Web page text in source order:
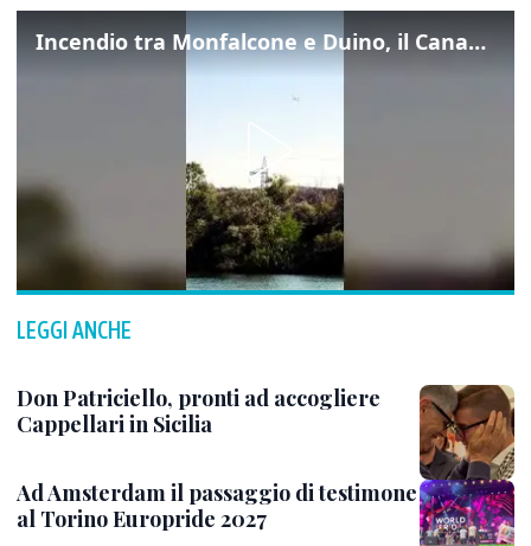
Incendio tra Monfalcone e Duino, il Canadair in azione per fermare le fiamme sul fronte dell’A4
LEGGI ANCHE
Don Patriciello, pronti ad accogliere
Cappellari in Sicilia
Ad Amsterdam il passaggio di testimone
al Torino Europride 2027